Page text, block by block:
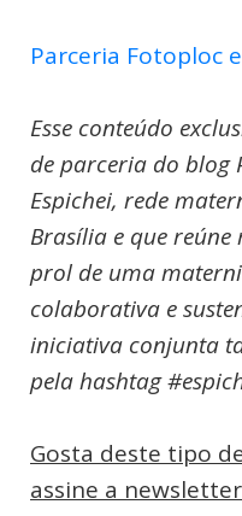
Parceria Fotoploc
Esse conteúdo
de parceria do blog
Espichei, rede
Brasília e que
prol de uma
colaborativa e
iniciativa conjunta
pela hashtag
Gosta deste tipo
assine a